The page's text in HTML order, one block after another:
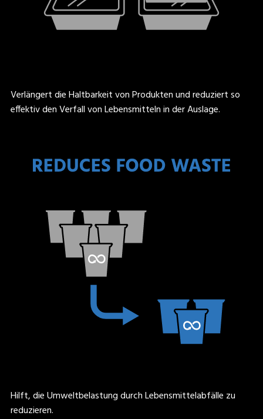
Verlängert die Haltbarkeit von Produkten und reduziert so
effektiv den Verfall von Lebensmitteln in der Auslage.
Hilft, die Umweltbelastung durch Lebensmittelabfälle zu
reduzieren.